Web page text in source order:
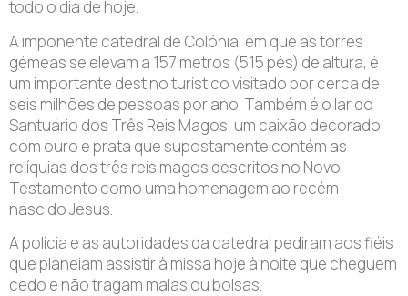
todo o dia de hoje.
A imponente catedral de Colónia, em que as torres
gémeas se elevam a 157 metros (515 pés) de altura, é
um importante destino turístico visitado por cerca de
seis milhões de pessoas por ano. Também é o lar do
Santuário dos Três Reis Magos, um caixão decorado
com ouro e prata que supostamente contém as
relíquias dos três reis magos descritos no Novo
Testamento como uma homenagem ao recém-
nascido Jesus.
A polícia e as autoridades da catedral pediram aos fiéis
que planeiam assistir à missa hoje à noite que cheguem
cedo e não tragam malas ou bolsas.